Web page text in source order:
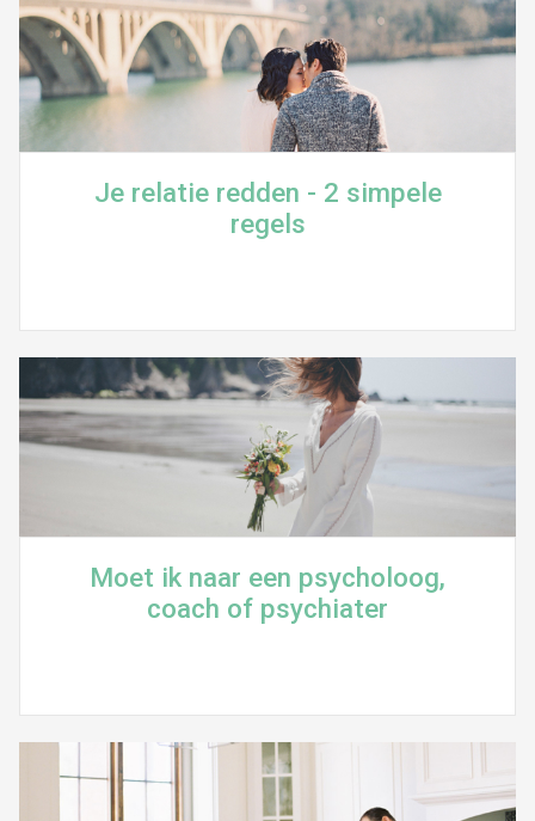
Je relatie redden - 2 simpele
regels
Moet ik naar een psycholoog,
coach of psychiater